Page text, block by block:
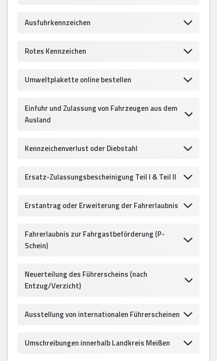
Ausfuhrkennzeichen
Rotes Kennzeichen
Umweltplakette online bestellen
Einfuhr und Zulassung von Fahrzeugen aus dem
Ausland
Kennzeichenverlust oder Diebstahl
Ersatz-Zulassungsbescheinigung Teil I & Teil II
Erstantrag oder Erweiterung der Fahrerlaubnis
Fahrerlaubnis zur Fahrgastbeförderung (P-
Schein)
Neuerteilung des Führerscheins (nach
Entzug/Verzicht)
Ausstellung von internationalen Führerscheinen
Umschreibungen innerhalb Landkreis Meißen